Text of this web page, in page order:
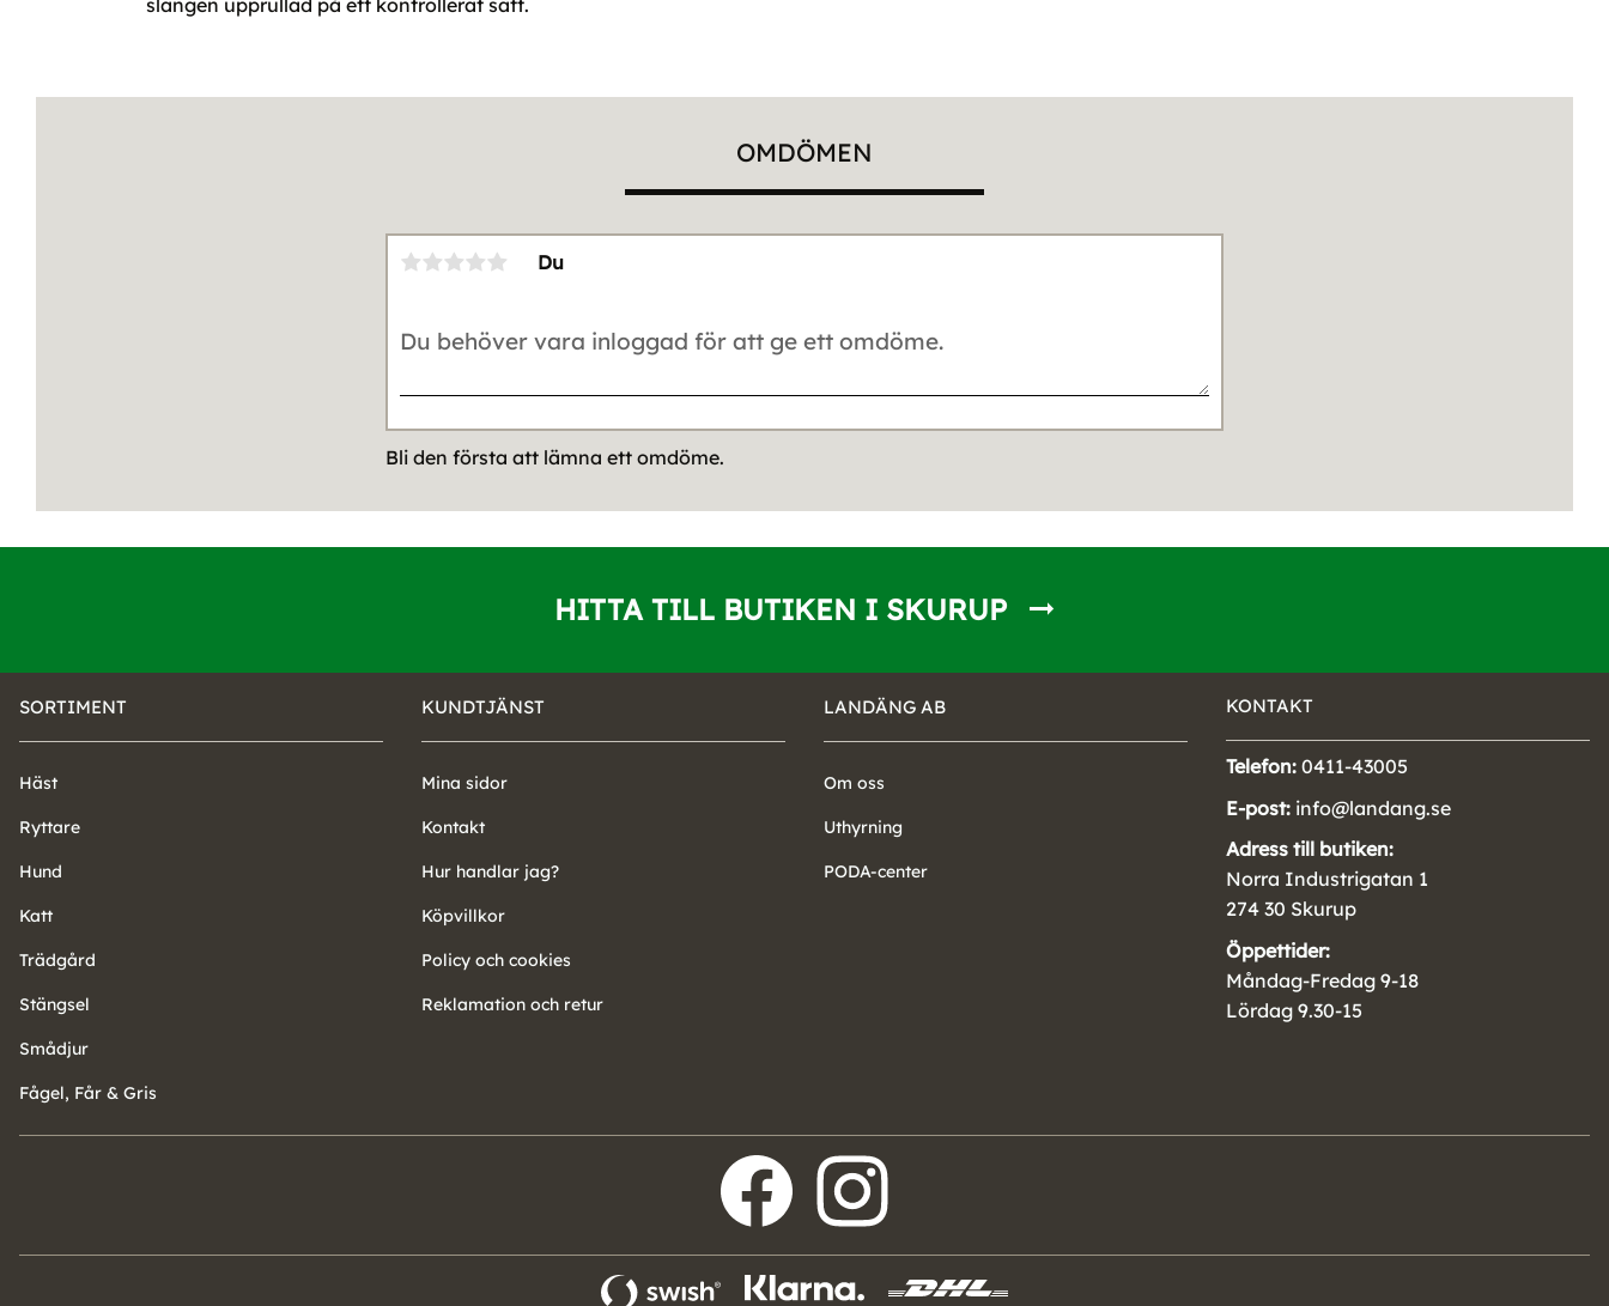
OMDÖMEN
Du
Bli den första att lämna ett omdöme.
HITTA TILL BUTIKEN I SKURUP
SORTIMENT
Häst
Ryttare
Hund
Katt
Trädgård
Stängsel
Smådjur
Fågel, Får & Gris
KUNDTJÄNST
Mina sidor
Kontakt
Hur handlar jag?
Köpvillkor
Policy och cookies
Reklamation och retur
LANDÄNG AB
Om oss
Uthyrning
PODA-center
KONTAKT
Telefon: 0411-43005
E-post: info@landang.se
Adress till butiken:
Norra Industrigatan 1
274 30 Skurup
Öppettider:
Måndag-Fredag 9-18
Lördag 9.30-15